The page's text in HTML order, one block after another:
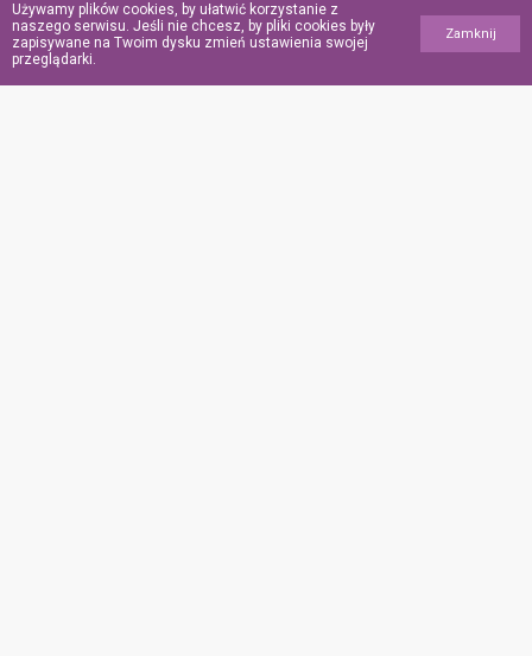
Używamy plików cookies, by ułatwić korzystanie z
naszego serwisu. Jeśli nie chcesz, by pliki cookies były
zapisywane na Twoim dysku zmień ustawienia swojej
przeglądarki.
Zamknij